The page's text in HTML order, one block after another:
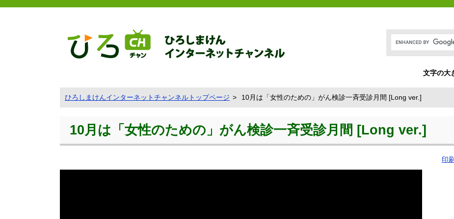
文字の大
ひろしまけんインターネットチャンネルトップページ 10月は「女性のための」がん検診一斉受診月間 [Long ver.]
10月は「女性のための」がん検診一斉受診月間 [Long ver.]
印